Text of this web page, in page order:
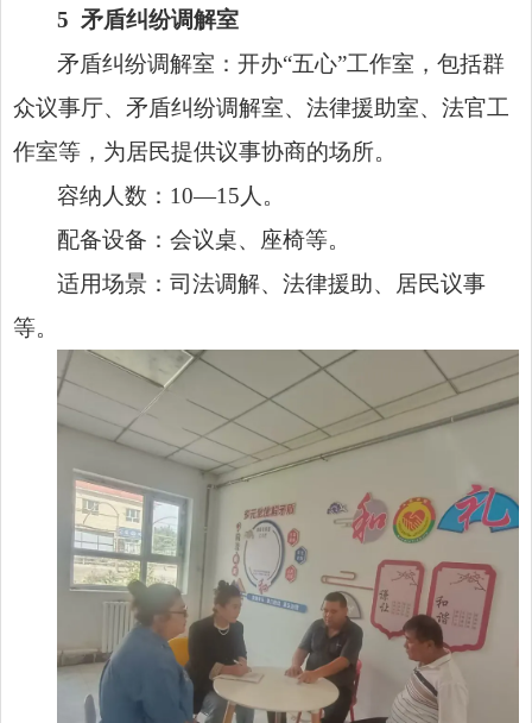
5 矛盾纠纷调解室
矛盾纠纷调解室：开办“五心”工作室，包括群
众议事厅、矛盾纠纷调解室、法律援助室、法官工
作室等，为居民提供议事协商的场所。
容纳人数：10—15人。
配备设备：会议桌、座椅等。
适用场景：司法调解、法律援助、居民议事
等。